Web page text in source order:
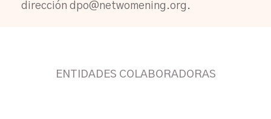
dirección dpo@netwomening.org.
ENTIDADES COLABORADORAS